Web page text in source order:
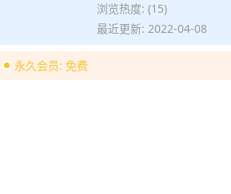
浏览热度: (15)
最近更新: 2022-04-08
永久会员: 免费